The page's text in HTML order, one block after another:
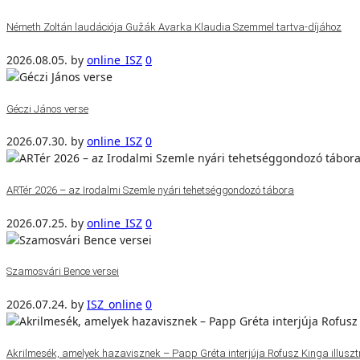
Németh Zoltán laudációja Gužák Avarka Klaudia Szemmel tartva-díjához
2026.08.05. by online_ISZ 0
Géczi János verse
2026.07.30. by online_ISZ 0
ARTér 2026 – az Irodalmi Szemle nyári tehetséggondozó tábora
2026.07.25. by online_ISZ 0
Szamosvári Bence versei
2026.07.24. by ISZ_online 0
Akrilmesék, amelyek hazavisznek – Papp Gréta interjúja Rofusz Kinga